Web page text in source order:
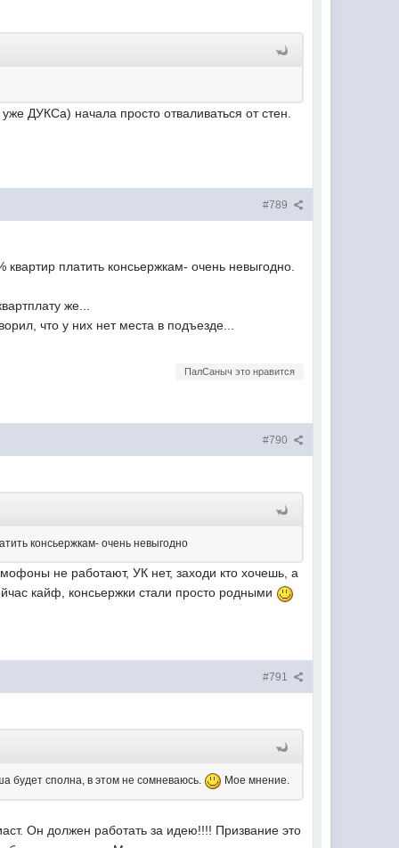
ДУКСа) начала просто отваливаться от стен.
#789
платить консьержкам- очень невыгодно.
же...
что у них нет места в подъезде...
ПалСаныч это нравится
#790
консьержкам- очень невыгодно
не работают, УК нет, заходи кто хочешь, а
кайф, консьержки стали просто родными
#791
будет сполна, в этом не сомневаюсь. Мое мнение.
Он должен работать за идею!!!! Призвание это